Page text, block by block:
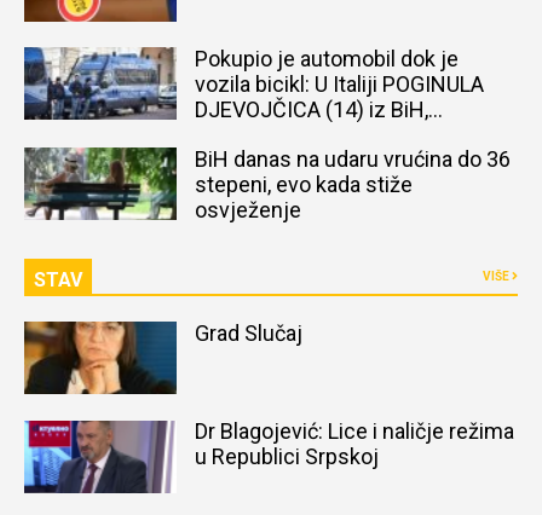
Pokupio je automobil dok je
vozila bicikl: U Italiji POGINULA
DJEVOJČICA (14) iz BiH,
BiH danas na udaru vrućina do 36
stepeni, evo kada stiže
osvježenje
STAV VIŠE
Grad Slučaj
Dr Blagojević: Lice i naličje režima
u Republici Srpskoj